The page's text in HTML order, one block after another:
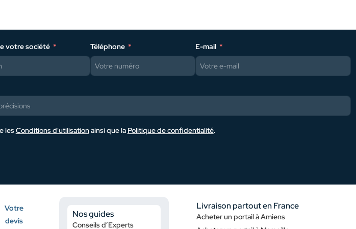
votre société Téléphone E-mail
lesConditions d'utilisationainsi que la Politique de confidentialité.
Votre
devis
Nos guides
Conseils d’Experts
Livraison partout en France
Acheter un portail à Amiens